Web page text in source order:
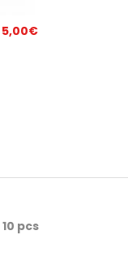
5,00€
10 pcs